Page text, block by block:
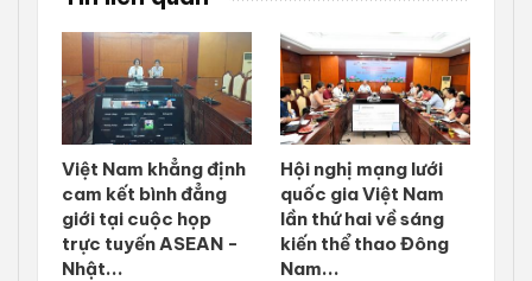
Việt Nam khẳng định
cam kết bình đẳng
giới tại cuộc họp
trực tuyến ASEAN -
Nhật...
Hội nghị mạng lưới
quốc gia Việt Nam
lần thứ hai về sáng
kiến thể thao Đông
Nam...